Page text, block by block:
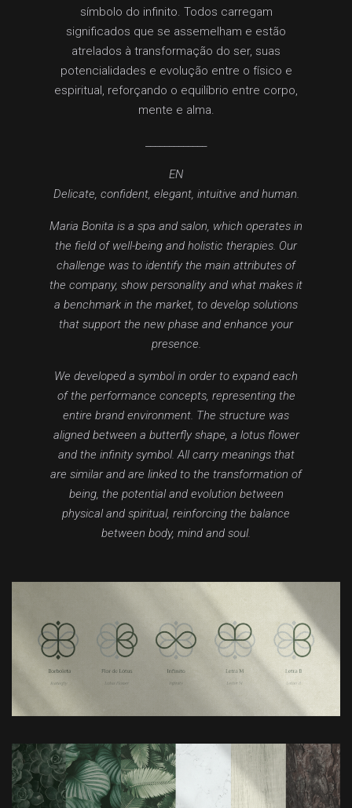
símbolo do infinito. Todos carregam
significados que se assemelham e estão
atrelados à transformação do ser, suas
potencialidades e evolução entre o físico e
espiritual, reforçando o equilíbrio entre corpo,
mente e alma.
EN
Delicate, confident, elegant, intuitive and human.
Maria Bonita is a spa and salon, which operates in
the field of well-being and holistic therapies. Our
challenge was to identify the main attributes of
the company, show personality and what makes it
a benchmark in the market, to develop solutions
that support the new phase and enhance your
presence.
We developed a symbol in order to expand each
of the performance concepts, representing the
entire brand environment. The structure was
aligned between a butterfly shape, a lotus flower
and the infinity symbol. All carry meanings that
are similar and are linked to the transformation of
being, the potential and evolution between
physical and spiritual, reinforcing the balance
between body, mind and soul.